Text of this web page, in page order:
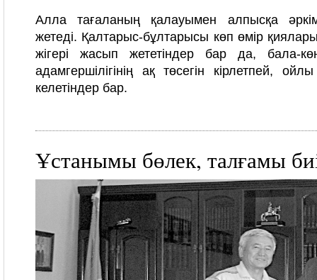
Алла тағаланың қалауымен алпысқа
жетеді. Қалтарыс-бұлтарысы көп өмір
жігері жасып жететіндер бар да, бала-
адамгершілігінің ақ төсегін кірлетпей,
келетіндер бар.
Ұстанымы бөлек, талғамы